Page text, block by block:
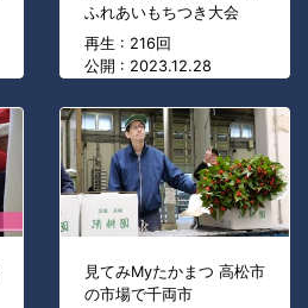
ふれあいもちつき大会
再生 : 216回
公開 : 2023.12.28
見てみMyたかまつ 高松市
の市場で千両市